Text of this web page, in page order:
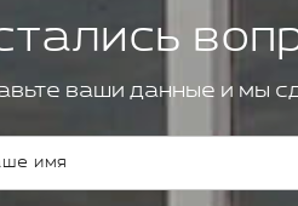
ваши данные и мы